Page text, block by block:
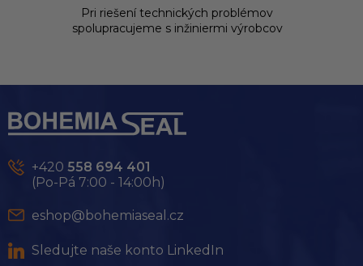
Pri riešení technických problémov
spolupracujeme s inžiniermi výrobcov
p
+420 558 694 401
(Po-Pá 7:00 - 14:00h)
eshop@bohemiaseal.cz
Sledujte naše konto LinkedIn